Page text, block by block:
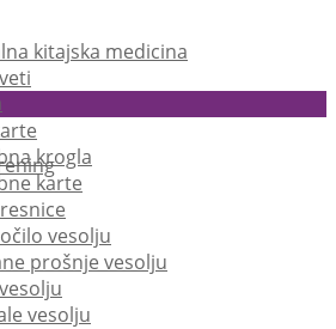
kitajska medicina
krogla
karte
vesolju
prošnje vesolju
vesolju